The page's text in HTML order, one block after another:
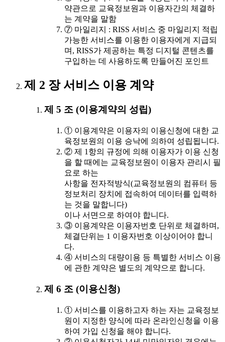
약관으로 교육정보원과 이용자간의 체결하
는 계약을 말함
⑦ 마일리지 : RISS 서비스 중 마일리지 적립
가능한 서비스를 이용한 이용자에게 지급되
며, RISS가 제공하는 특정 디지털 콘텐츠를
구입하는 데 사용하도록 만들어진 포인트
제 2 장 서비스 이용 계약
제 5 조 (이용계약의 성립)
① 이용계약은 이용자의 이용신청에 대한 교
육정보원의 이용 승낙에 의하여 성립됩니다.
② 제 1항의 규정에 의해 이용자가 이용 신청
을 할 때에는 교육정보원이 이용자 관리시 필
요로 하는
사항을 전자적방식(교육정보원의 컴퓨터 등
정보처리 장치에 접속하여 데이터를 입력하
는 것을 말합니다)
이나 서면으로 하여야 합니다.
③ 이용계약은 이용자번호 단위로 체결하며,
체결단위는 1 이용자번호 이상이어야 합니
다.
④ 서비스의 대량이용 등 특별한 서비스 이용
에 관한 계약은 별도의 계약으로 합니다.
제 6 조 (이용신청)
① 서비스를 이용하고자 하는 자는 교육정보
원이 지정한 양식에 따라 온라인신청을 이용
하여 가입 신청을 해야 합니다.